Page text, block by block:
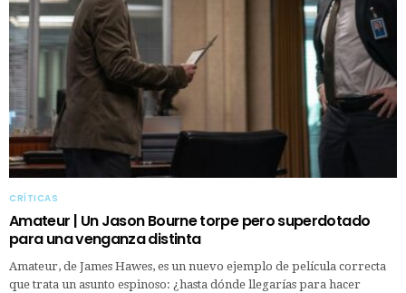
CRÍTICAS
Amateur | Un Jason Bourne torpe pero superdotado
para una venganza distinta
Amateur, de James Hawes, es un nuevo ejemplo de película correcta
que trata un asunto espinoso: ¿hasta dónde llegarías para hacer